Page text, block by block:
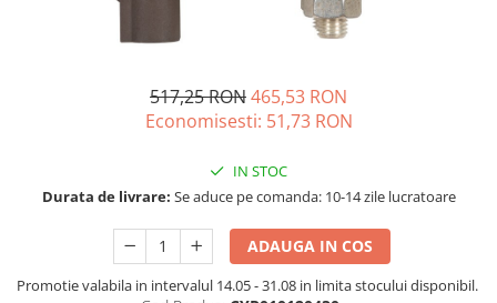
Vezi toate statiile
Accesorii Statii de Alimentare
Cauta dupa capacitate
Intre 2000-3000W
Cauta dupa marca
Bluetti
517,25 RON465,53 RON
Economisesti: 51,73 RON
IN STOC
Durata de livrare: Se aduce pe comanda: 10-14 zile lucratoare
ADAUGA IN COS
Promotie valabila in intervalul 14.05 - 31.08 in limita stocului disponibil.